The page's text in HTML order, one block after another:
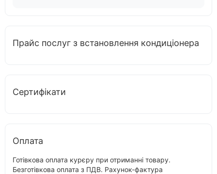
Прайс послуг з встановлення кондиціонера
Сертифікати
Оплата
Готівкова оплата курєру при отриманні товару.
Безготівкова оплата з ПДВ. Рахунок-фактура